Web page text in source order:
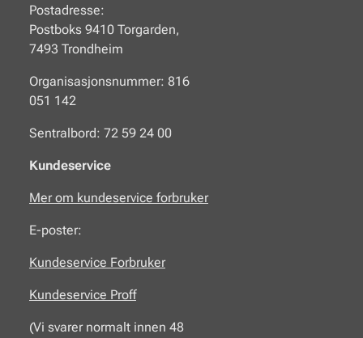
Postadresse:
Postboks 9410 Torgarden,
7493 Trondheim
Organisasjonsnummer: 816
051 142
Sentralbord: 72 59 24 00
Kundeservice
Mer om kundeservice forbruker
E-poster:
Kundeservice Forbruker
Kundeservice Proff
(Vi svarer normalt innen 48